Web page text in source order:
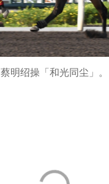
蔡明绍操「和光同尘」。